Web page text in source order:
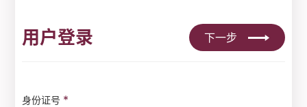
用户登录 下一步
身份证号 *